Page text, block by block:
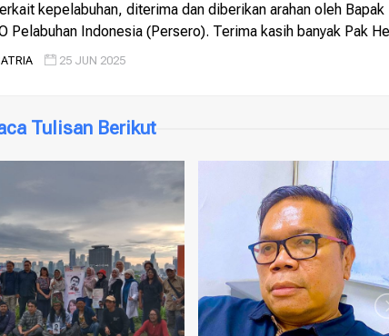
kepelabuhan, diterima dan diberikan arahan oleh Bapak
Pelabuhan Indonesia (Persero). Terima kasih banyak Pak
untuk para mahasiswa
25 JUN 2025
Tulisan Berikut